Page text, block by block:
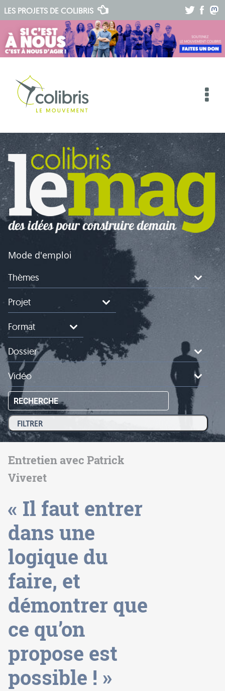
LES PROJETS DE COLIBRIS
Mode d'emploi
Thèmes
Projet
Format
Dossier
Vidéo
RECHERCHE
Entretien avec Patrick
Viveret
« Il faut entrer
dans une
logique du
faire, et
démontrer que
ce qu’on
propose est
possible ! »